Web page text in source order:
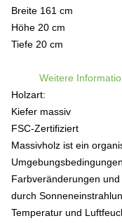
Breite 161 cm
Höhe 20 cm
Tiefe 20 cm
Weitere
Holzart:
Kiefer massiv
FSC-Zertifiziert
Massivholz ist ein
Farbveränderungen
durch
Temperatur und